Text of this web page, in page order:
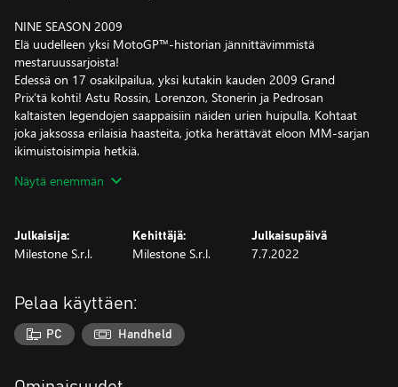
NINE SEASON 2009
Elä uudelleen yksi MotoGP™-historian jännittävimmistä
mestaruussarjoista!
Edessä on 17 osakilpailua, yksi kutakin kauden 2009 Grand
Prix’tä kohti! Astu Rossin, Lorenzon, Stonerin ja Pedrosan
kaltaisten legendojen saappaisiin näiden urien huipulla. Kohtaat
joka jaksossa erilaisia haasteita, jotka herättävät eloon MM-sarjan
ikimuistoisimpia hetkiä.
Kilpailuihin tuo lisätunnelmaa yli 50 minuuttia kuvamateriaalia,
MESTAREIDEN KOULU
tulee jokaisen radan nopein.
Kehity unelmiesi ajajaksi uusilla opastuksilla, jotka auttavat sinua
Näytä enemmän
Julkaisija:
Milestone S.r.l.
Kehittäjä:
Milestone S.r.l.
Julkaisupäivä
7.7.2022
Pelaa käyttäen:
PC Handheld